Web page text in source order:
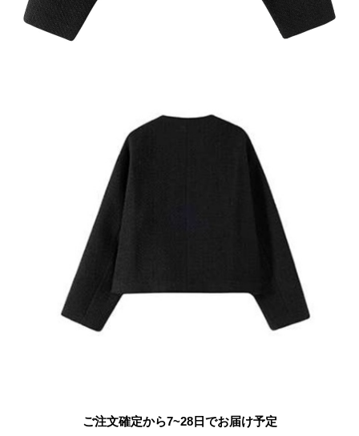
ご注文確定から7~28日でお届け予定